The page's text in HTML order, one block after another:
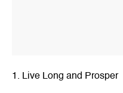
1. Live Long and Prosper